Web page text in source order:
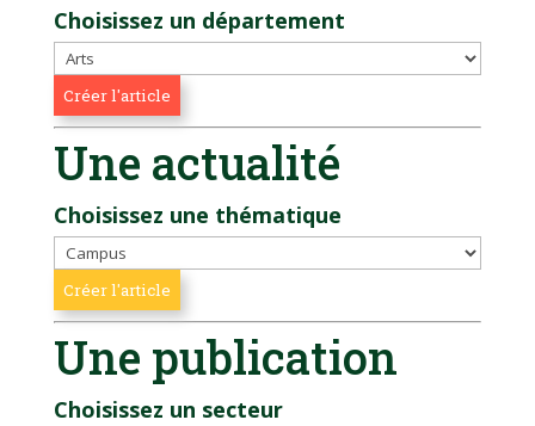
Choisissez un département
Une actualité
Choisissez une thématique
Une publication
Choisissez un secteur